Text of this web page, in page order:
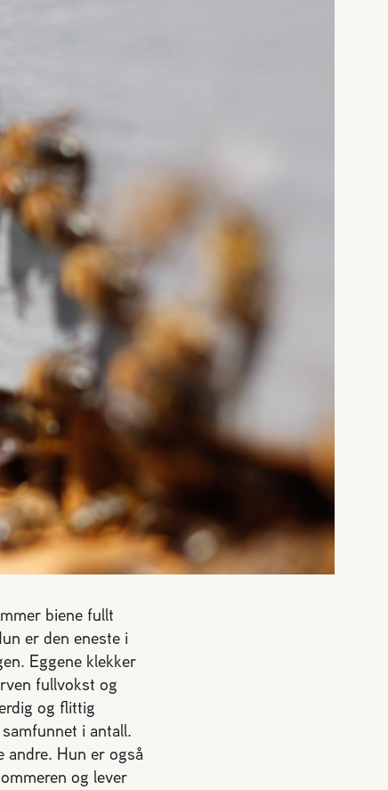
biene fullt
er den eneste i
Eggene klekker
fullvokst og
og flittig
i antall.
andre. Hun er også
og lever